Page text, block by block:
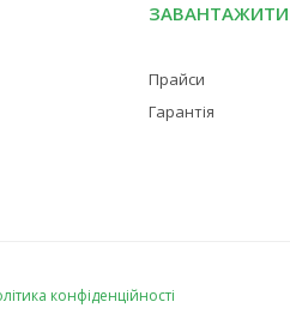
ЗАВАНТАЖИТИ
Прайси
Гарантія
конфіденційності